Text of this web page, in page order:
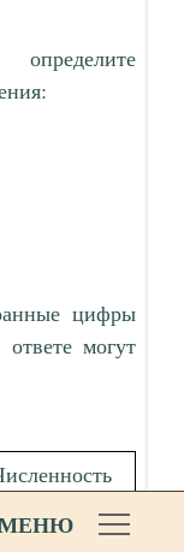
цифры
могут